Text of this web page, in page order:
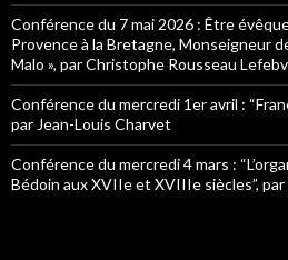
Conférence du 7 mai 2026 : Être
Provence à la Bretagne, Monseigneur
Malo », par Christophe Rousseau
Conférence du mercredi 1er avril :
par Jean-Louis Charvet
Conférence du mercredi 4 mars :
Bédoin aux XVIIe et XVIIIe siècles”,